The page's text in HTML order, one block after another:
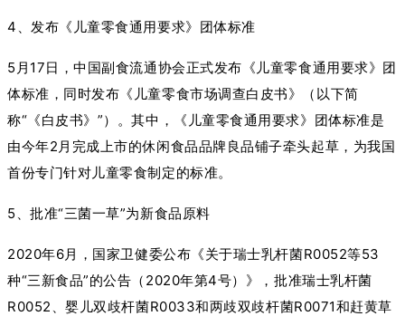
4、发布《儿童零食通用要求》团体标准
5月17日，中国副食流通协会正式发布《儿童零食通用要求》团
体标准，同时发布《儿童零食市场调查白皮书》（以下简
称“《白皮书》”）。其中，《儿童零食通用要求》团体标准是
由今年2月完成上市的休闲食品品牌良品铺子牵头起草，为我国
首份专门针对儿童零食制定的标准。
5、批准“三菌一草”为新食品原料
2020年6月，国家卫健委公布《关于瑞士乳杆菌R0052等53
种“三新食品”的公告（2020年第4号）》，批准瑞士乳杆菌
R0052、婴儿双歧杆菌R0033和两歧双歧杆菌R0071和赶黄草